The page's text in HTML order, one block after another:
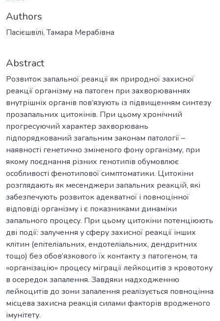
Authors
Пасієшвілі, Тамара Мерабівна
Abstract
Розвиток запальної реакції як природної захисної
реакції організму на патоген при захворюваннях
внутрішніх органів пов’язують із підвищенням синтезу
прозапальних цитокінів. При цьому хронічний
прогресуючий характер захворювань
підпорядкований загальним законам патології –
наявності генетично зміненого фону організму, при
якому поєднання різних генотипів обумовлює
особливості фенотипової симптоматики. Цитокіни
розглядають як месенджери запальних реакцій, які
забезпечують розвиток адекватної і повноцінної
відповіді організму і є показниками динаміки
запального процесу. При цьому цитокіни потенціюють
дві події: залучення у сферу захисної реакції інших
клітин (епітеліальних, ендотеліальних, дендритних
тощо) без обов’язкового їх контакту з патогеном, та
«організацію» процесу міграції лейкоцитів з кровотоку
в осередок запалення. Завдяки надходженню
лейкоцитів до зони запалення реалізується повноцінна
місцева захисна реакція силами факторів вродженого
імунітету.